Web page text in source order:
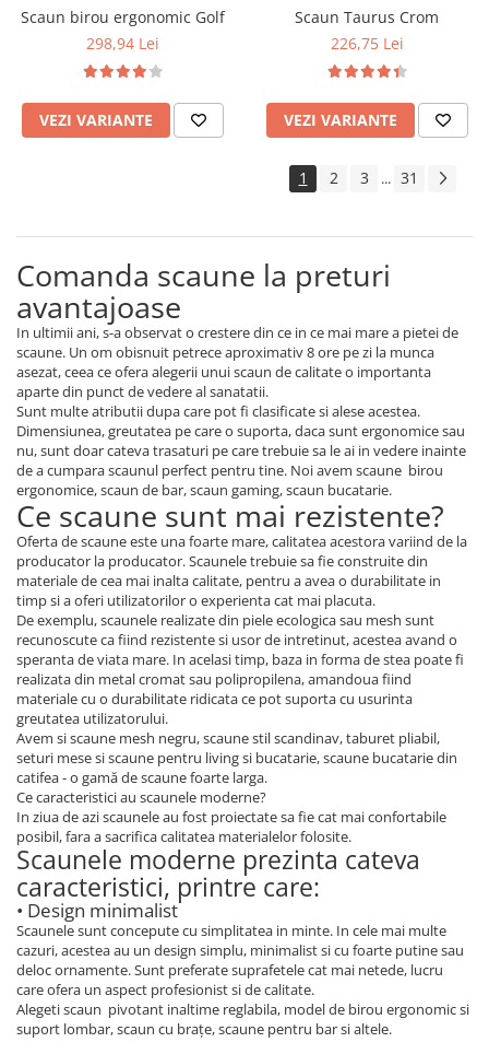
Scaun birou ergonomic Golf
298,94 Lei
VEZI VARIANTE
Scaun Taurus Crom
226,75 Lei
VEZI VARIANTE
1 2 3 ... 31
Comanda scaune la preturi
avantajoase
In ultimii ani, s-a observat o crestere din ce in ce mai mare a pietei de
scaune. Un om obisnuit petrece aproximativ 8 ore pe zi la munca
asezat, ceea ce ofera alegerii unui scaun de calitate o importanta
aparte din punct de vedere al sanatatii.
Sunt multe atributii dupa care pot fi clasificate si alese acestea.
Dimensiunea, greutatea pe care o suporta, daca sunt ergonomice sau
nu, sunt doar cateva trasaturi pe care trebuie sa le ai in vedere inainte
de a cumpara scaunul perfect pentru tine. Noi avem scaune birou
ergonomice, scaun de bar, scaun gaming, scaun bucatarie.
Ce scaune sunt mai rezistente?
Oferta de scaune este una foarte mare, calitatea acestora variind de la
producator la producator. Scaunele trebuie sa fie construite din
materiale de cea mai inalta calitate, pentru a avea o durabilitate in
timp si a oferi utilizatorilor o experienta cat mai placuta.
De exemplu, scaunele realizate din piele ecologica sau mesh sunt
recunoscute ca fiind rezistente si usor de intretinut, acestea avand o
speranta de viata mare. In acelasi timp, baza in forma de stea poate fi
realizata din metal cromat sau polipropilena, amandoua fiind
materiale cu o durabilitate ridicata ce pot suporta cu usurinta
greutatea utilizatorului.
Avem si scaune mesh negru, scaune stil scandinav, taburet pliabil,
seturi mese si scaune pentru living si bucatarie, scaune bucatarie din
catifea - o gamă de scaune foarte larga.
Ce caracteristici au scaunele moderne?
In ziua de azi scaunele au fost proiectate sa fie cat mai confortabile
posibil, fara a sacrifica calitatea materialelor folosite.
Scaunele moderne prezinta cateva
caracteristici, printre care:
• Design minimalist
Scaunele sunt concepute cu simplitatea in minte. In cele mai multe
cazuri, acestea au un design simplu, minimalist si cu foarte putine sau
deloc ornamente. Sunt preferate suprafetele cat mai netede, lucru
care ofera un aspect profesionist si de calitate.
Alegeti scaun pivotant inaltime reglabila, model de birou ergonomic si
suport lombar, scaun cu brațe, scaune pentru bar si altele.